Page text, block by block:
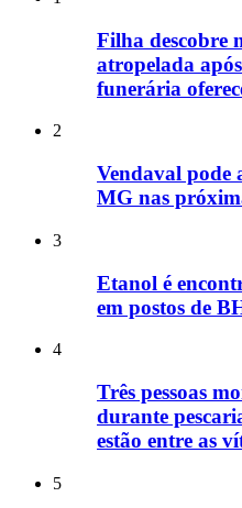
Filha descobre
atropelada
funerária
2
Vendaval pode
MG nas
3
Etanol é
em postos de
4
Três pessoas
durante
estão entre as
5